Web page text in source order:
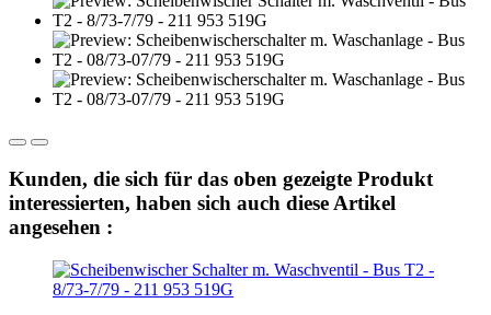
Kunden, die sich für das oben gezeigte Produkt
interessierten, haben sich auch diese Artikel
angesehen :